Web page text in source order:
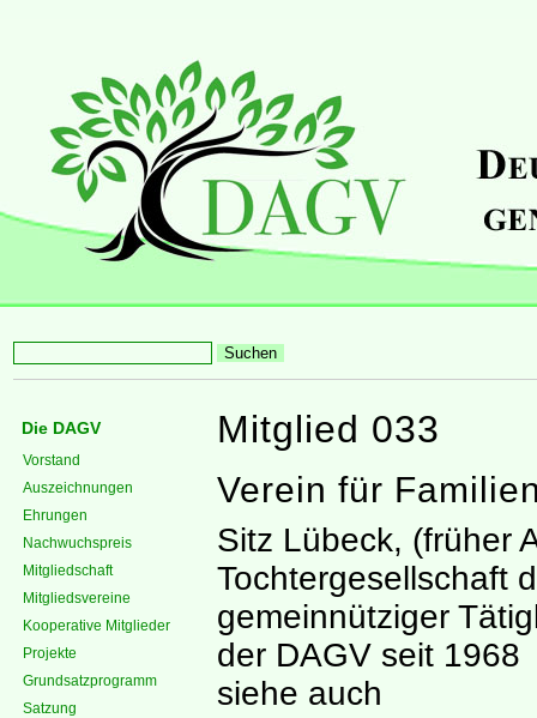
Die DAGV
Vorstand
Auszeichnungen
Ehrungen
Nachwuchspreis
Mitgliedschaft
Mitgliedsvereine
Kooperative Mitglieder
Projekte
Grundsatzprogramm
Satzung
Mitglied 033
Verein für
Sitz Lübeck, (früher
Tochtergesellschaft
gemeinnütziger
der DAGV seit 1968
siehe auch